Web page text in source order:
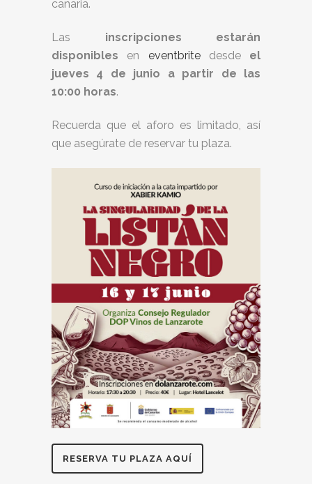
canaria.
Las inscripciones estarán
disponibles en eventbritedesde el
jueves 4 de junio a partir de las
10:00 horas.
Recuerda que el aforo es limitado, así
que asegúrate de reservar tu plaza.
RESERVA TU PLAZA AQUÍ